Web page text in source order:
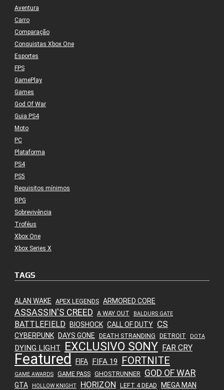
Aventura
Carro
Comparação
Conquistas Xbox One
Esportes
FPS
GamePlay
Games
God Of War
Guia PS4
Moto
PC
Plataforma
PS4
PS5
Requisitos mínimos
RPG
Sobrevivência
Troféus
Xbox One
Xbox Series X
TAGS
ALAN WAKE APEX LEGENDS ARMORED CORE
ASSASSIN'S CREED A WAY OUT BALDURS GATE
BATTLEFIELD BIOSHOCK CALL OF DUTY CS
CYBERPUNK DAYS GONE DEATH STRANDING DETROIT DOTA
DYING LIGHT EXCLUSIVO SONY FAR CRY
Featured FIFA FIFA 19 FORTNITE
GAME AWARDS GAME PASS GHOSTRUNNER GOD OF WAR
GTA HOLLOW KNIGHT HORIZON LEFT 4 DEAD MEGA MAN